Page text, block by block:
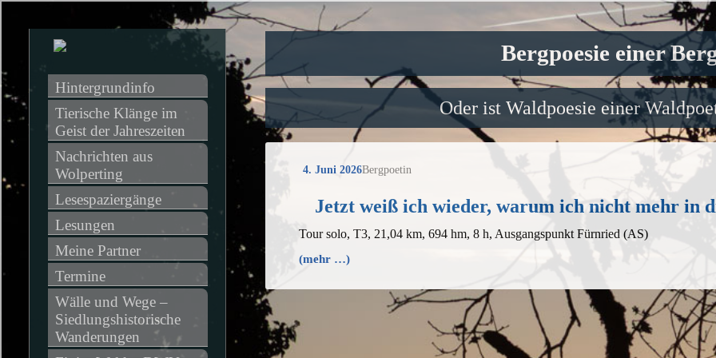
Bergpoesie einer
Oder ist Waldpoesie einer
4. Juni 2026Bergpoetin
Jetzt weiß ich wieder, warum ich nicht mehr in
Tour solo, T3, 21,04 km, 694 hm, 8 h, Ausgangspunkt Fürnried (AS)
(mehr …)
Hintergrundinfo
Tierische Klänge im
Geist der Jahreszeiten
Nachrichten aus
Wolperting
Lesespaziergänge
Lesungen
Meine Partner
Termine
Wälle und Wege –
Siedlungshistorische
Wanderungen